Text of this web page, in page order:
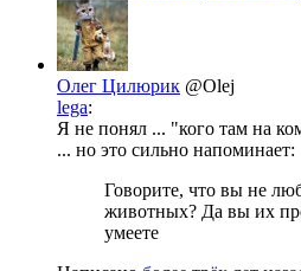
Олег Цилюрик @Olej
lega:
Я не понял ... "кого там на
... но это сильно напоминает:
Говорите, что вы не
животных? Да вы их
умеете